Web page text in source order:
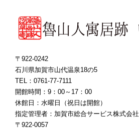
〒922-0242
石川県加賀市山代温泉18の5
TEL：0761-77-7111
開館時間：9：00～17：00
休館日：水曜日（祝日は開館）
指定管理者：加賀市総合サービス株式会社
〒922-0057